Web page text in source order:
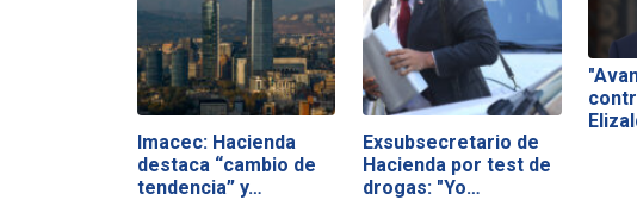
Imacec: Hacienda
destaca “cambio de
tendencia” y…
Exsubsecretario de
Hacienda por test de
drogas: "Yo…